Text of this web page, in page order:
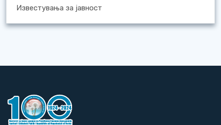
Известувања за јавност